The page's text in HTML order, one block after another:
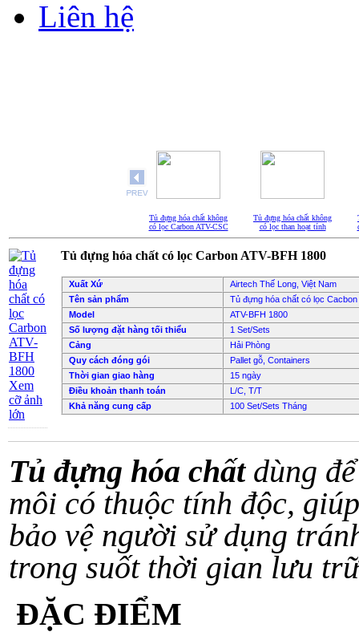
Liên hệ
Tủ đựng hóa chất không
có lọc Carbon ATV-CSC
Tủ đựng hóa chất không
có lọc than hoạt tính
Xem
cỡ ảnh
lớn
Tủ đựng hóa chất có lọc Carbon ATV-BFH 1800
Xuất Xứ
Airtech Thế Long, Việt Nam
Tên sản phẩm
Tủ đựng hóa chất có lọc Cacbon
Model
ATV-BFH 1800
Số lượng đặt hàng tối thiểu
1 Set/Sets
Cảng
Hải Phòng
Quy cách đóng gói
Pallet gỗ, Containers
Thời gian giao hàng
15 ngày
Điều khoản thanh toán
L/C, T/T
Khả năng cung cấp
100 Set/Sets Tháng
Tủ đựng hóa chấtdùng
môi có thuộc tính độc,
bảo vệ người sử dụng
trong suốt thời gian lưu
ĐẶC ĐIỂM